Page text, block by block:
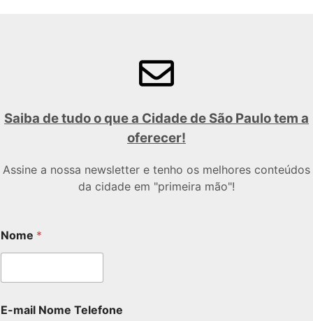
Saiba de tudo o que a Cidade de São Paulo tem a
oferecer!
Assine a nossa newsletter e tenho os melhores conteúdos
da cidade em "primeira mão"!
Nome *
E-mail Nome Telefone